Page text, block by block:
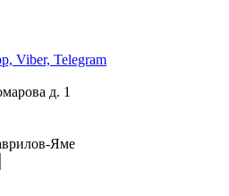
Viber, Telegram
д. 1
Яме